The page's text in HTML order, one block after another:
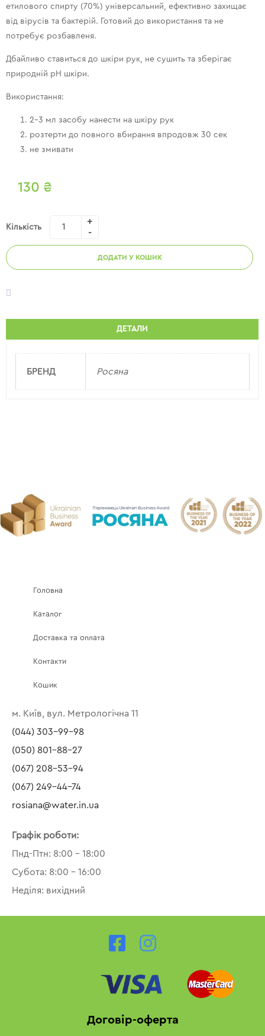
етилового спирту (70%) універсальний, ефективно захищає
від вірусів та бактерій. Готовий до використання та не
потребує розбавленя.
Дбайливо ставиться до шкіри рук, не сушить та зберігає
природній рН шкіри.
Використання:
2-3 мл засобу нанести на шкіру рук
розтерти до повного вбирання впродовж 30 сек
не змивати
130 ₴
Кількість
ДОДАТИ У КОШИК
ДЕТАЛИ
БРЕНД Росяна
Головна
Каталог
Доставка та оплата
Контакти
Кошик
м. Київ, вул. Метрологічна 11
(044) 303-99-98
(050) 801-88-27
(067) 208-53-94
(067) 249-44-74
rosiana@water.in.ua
Графік роботи:
Пнд-Птн: 8:00 – 18:00
Субота: 8:00 – 16:00
Неділя: вихідний
Договір-оферта